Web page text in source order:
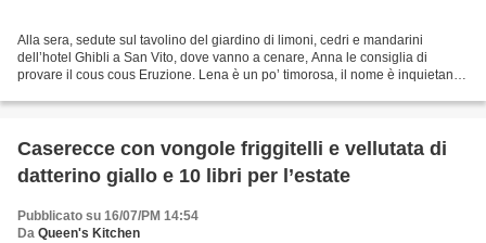
Alla sera, sedute sul tavolino del giardino di limoni, cedri e mandarini
dell’hotel Ghibli a San Vito, dove vanno a cenare, Anna le consiglia di
provare il cous cous Eruzione. Lena è un po’ timorosa, il nome è inquietante.
Caserecce con vongole friggitelli e vellutata di
datterino giallo e 10 libri per l’estate
Pubblicato su 16/07/PM 14:54
Da Queen's Kitchen